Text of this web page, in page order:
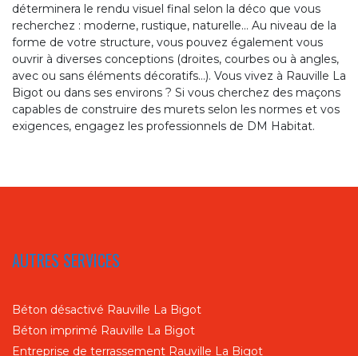
déterminera le rendu visuel final selon la déco que vous
recherchez : moderne, rustique, naturelle… Au niveau de la
forme de votre structure, vous pouvez également vous
ouvrir à diverses conceptions (droites, courbes ou à angles,
avec ou sans éléments décoratifs…). Vous vivez à Rauville La
Bigot ou dans ses environs ? Si vous cherchez des maçons
capables de construire des murets selon les normes et vos
exigences, engagez les professionnels de DM Habitat.
AUTRES SERVICES
Béton désactivé Rauville La Bigot
Béton imprimé Rauville La Bigot
Entreprise de terrassement Rauville La Bigot